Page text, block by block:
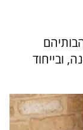
ובייחוד